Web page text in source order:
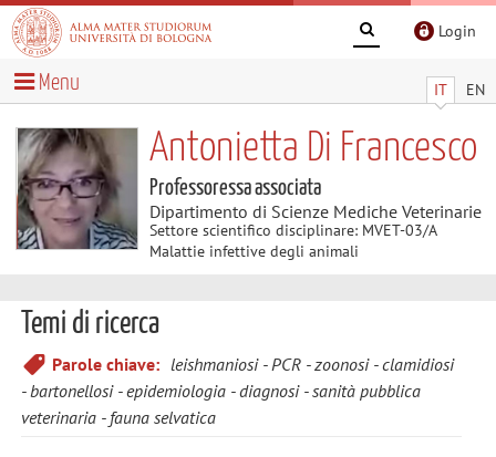
Login
IT EN
Menu
Antonietta Di Francesco
Professoressa associata
Dipartimento di Scienze Mediche Veterinarie
Settore scientifico disciplinare: MVET-03/A
Malattie infettive degli animali
Temi di ricerca
Parole chiave: leishmaniosi PCR zoonosi clamidiosi
bartonellosi
epidemiologia diagnosi
sanità pubblica
veterinaria
fauna selvatica